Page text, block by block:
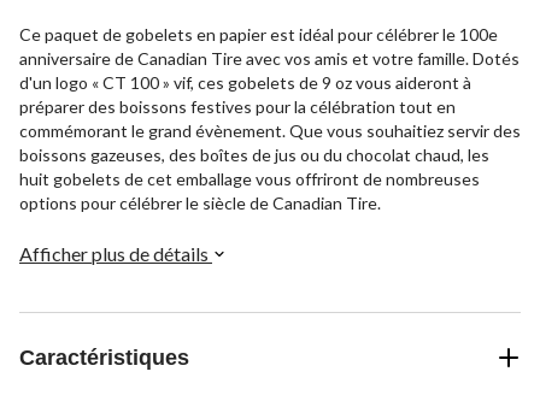
Ce paquet de gobelets en papier est idéal pour célébrer le 100e
anniversaire de Canadian Tire avec vos amis et votre famille. Dotés
d'un logo « CT 100 » vif, ces gobelets de 9 oz vous aideront à
préparer des boissons festives pour la célébration tout en
commémorant le grand évènement. Que vous souhaitiez servir des
boissons gazeuses, des boîtes de jus ou du chocolat chaud, les
huit gobelets de cet emballage vous offriront de nombreuses
options pour célébrer le siècle de Canadian Tire.
Afficher plus de détails
Caractéristiques